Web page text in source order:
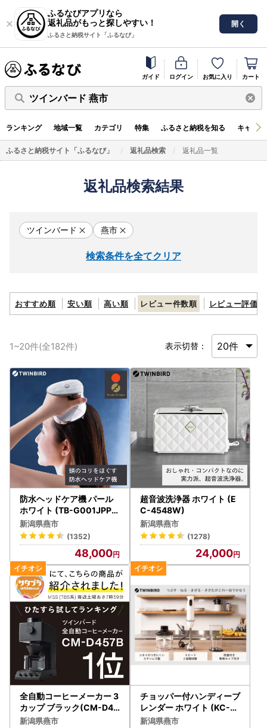
ふるなびアプリなら
返礼品がもっと探しやすい！
ふるさと納税サイト「ふるなび」
開く
ガイド ログイン お気に入り カート
ツインバード 燕市
ランキング 地域一覧 カテゴリ 特集 ふるさと納税を知る キャン
ふるさと納税サイト「ふるなび」 返礼品検索 返礼品一覧
返礼品検索結果
ツインバード 燕市
検索条件を全てクリア
おすすめ順 安い順 高い順 レビュー件数順 レビュー評価順
1~20件(全182件) 表示切替：
防水ヘッドケア機 パール
ホワイト (TB-G001JPP
W)
新潟県燕市
(1352)
48,000
超音波洗浄器 ホワイト (E
C-4548W)
新潟県燕市
(1278)
24,000
全自動コーヒーメーカー 3
カップ ブラック(CM-D45
7B)
新潟県燕市
チョッパー付ハンディーブ
レンダー ホワイト (KC-4
833W)
新潟県燕市